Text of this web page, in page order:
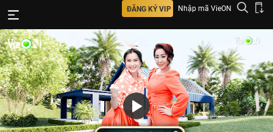
ĐĂNG KÝ VIP Nhập mã VieON